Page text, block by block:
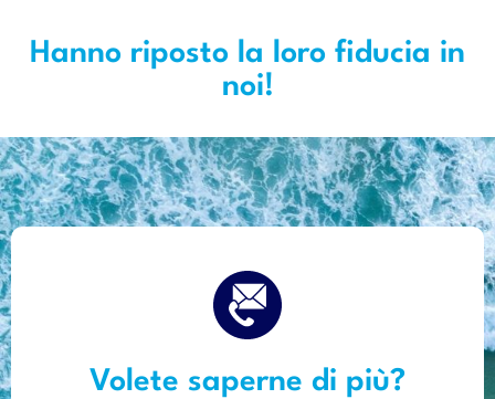
Hanno riposto la loro fiducia in
noi!
Volete saperne di più?